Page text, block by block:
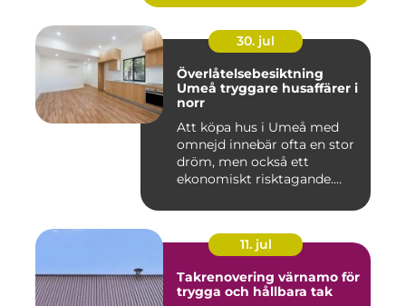
30. jul
Överlåtelsebesiktning
Umeå tryggare husaffärer i
norr
Att köpa hus i Umeå med
omnejd innebär ofta en stor
dröm, men också ett
ekonomiskt risktagande.
11. jul
Takrenovering värnamo för
trygga och hållbara tak